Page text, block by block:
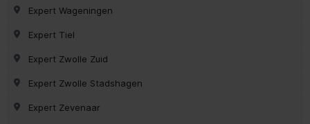
Expert Wageningen
Expert Tiel
Expert Zwolle Zuid
Expert Zwolle Stadshagen
Expert Zevenaar